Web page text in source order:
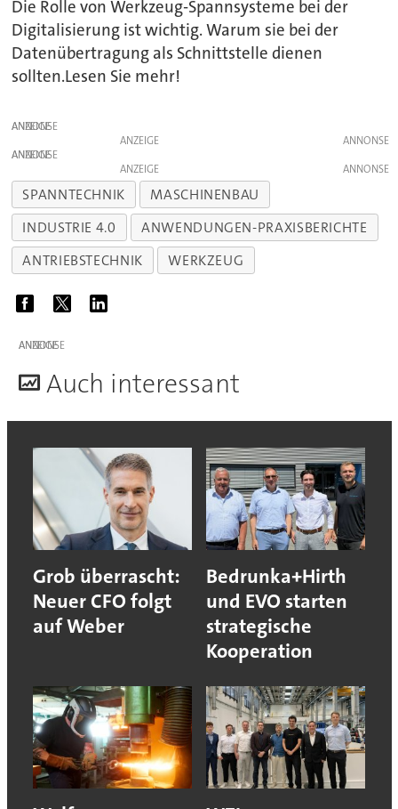
Die Rolle von Werkzeug-Spannsysteme bei der
Digitalisierung ist wichtig. Warum sie bei der
Datenübertragung als Schnittstelle dienen
sollten.Lesen Sie mehr!
ANZEIGE
ANZEIGE
ANZEIGE
ANZEIGE
SPANNTECHNIK
MASCHINENBAU
INDUSTRIE 4.0
ANWENDUNGEN-PRAXISBERICHTE
ANTRIEBSTECHNIK
WERKZEUG
ANZEIGE
Auch interessant
Grob überrascht:
Neuer CFO folgt
auf Weber
Bedrunka+Hirth
und EVO starten
strategische
Kooperation